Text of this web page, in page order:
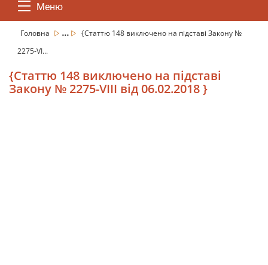
Меню
Головна ...
{Статтю 148 виключено на підставі Закону №
2275-VI...
{Статтю 148 виключено на підставі
Закону № 2275-VIII від 06.02.2018 }